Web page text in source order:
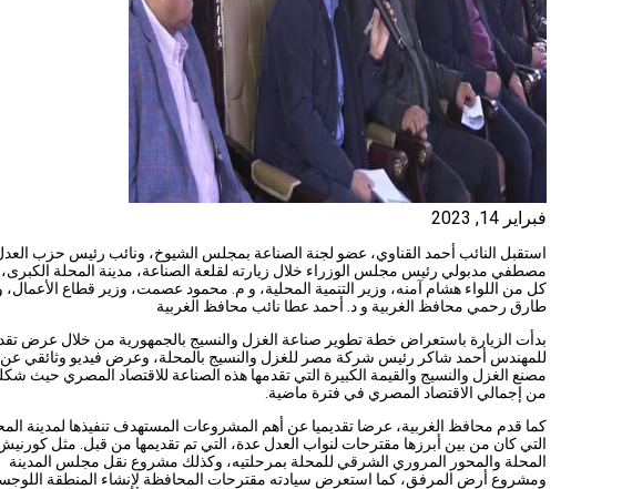
فبراير 14, 2023
استقبل النائب أحمد القناوي، عضو لجنة الصناعة بمجلس الشيوخ، ونائب رئيس حزب
مصطفي مدبولي رئيس مجلس الوزراء خلال زيارته لقلعة الصناعة، مدينة المحلة
كل من اللواء هشام آمنه، وزير التنمية المحلية، و م. محمود عصمت، وزير قطاع الأعمال،
طارق رحمي محافظ الغربية و د. أحمد عطا نائب محافظ الغربية
بدأت الزيارة باستعراض خطة تطوير صناعة الغزل والنسيج بالجمهورية من خلال عرض
للمهندس أحمد شاكر رئيس شركة مصر للغزل والنسيج بالمحلة، وعرض فيديو وثائقي عن
من إجمالي الاقتصاد المصري في فترة ماضية.
كما قدم محافظ الغربية، عرضا تقديميا عن أهم المشروعات المستهدف تنفيذها لمدينة
التي كان من بين أبرزها مقترحات لنواب العدل عدة، التي تم تقديمها من قبل. مثل
المحلة والمحور المروري الشرقي للمحلة بمرحلتيه، وكذلك مشروع نقل مجلس المدينة
ومشروع أرض المرفق، كما استعرض سيادته مقترحات المحافظة لإنشاء المنطقة